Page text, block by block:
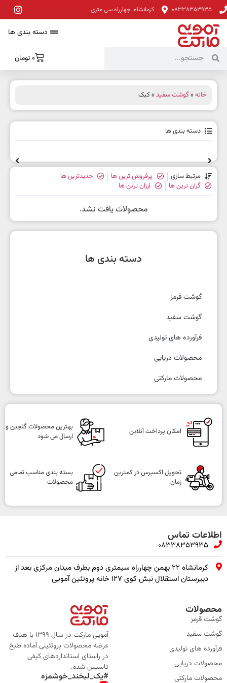
08338353935 کرمانشاه، چهارراه سی متری
دسته بندی ها
0 تومان
دسته بندی ها
گوشت قرمز
گوشت سفید
فرآورده های تولیدی
محصولات دریایی
محصولات مارکتی
خانه »گوشت سفید » کبک
دسته بندی ها
مرتبط سازی پرفروش ترین ها
جدیدترین ها
گران ترین ها
ارزان ترین ها
محصولات یافت نشد.
امکان پرداخت آنلاین
بهترین محصولات گلچین و
ارسال می شود
تحویل اکسپرس در کمترین
زمان
بسته بندی مناسب تمامی
محصولات
اطلاعات تماس
08338353935
کرمانشاه ۲۲ بهمن چهارراه سیمتری دوم بطرف میدان مرکزی بعد از
دبیرستان استقلال نبش کوی ۱۲۷ خانه پروتئین آمویی
محصولات
گوشت قرمز
گوشت سفید
فرآورده های تولیدی
محصولات دریایی
محصولات مارکتی
آمویی مارکت در سال 1399 با هدف
عرضه محصولات پروتئینی آماده طبخ
در راستای استانداردهای کیفی
تاسیس شده.
#یک_لبخند_خوشمزه